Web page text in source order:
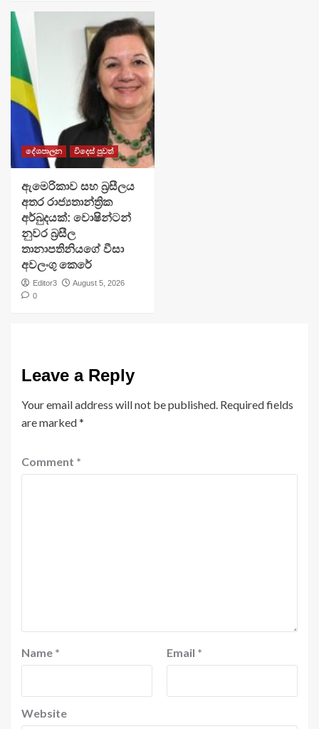
දේශපාලන විදෙස් පුවත්
ඇමෙරිකාව සහ බ්‍රසීලය
අතර රාජ්‍යතාන්ත්‍රික
අර්බුදයක්: වොෂින්ටන්
නුවර බ්‍රසීල
තානාපතිනියගේ වීසා
අවලංගු කෙරේ
Editor3
August 5, 2026
0
Leave a Reply
Your email address will not be published. Required fields
are marked*
Comment *
Name * Email *
Website